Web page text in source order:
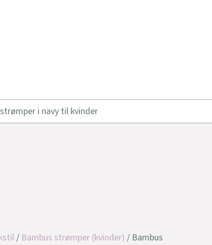
i navy til kvinder
/ Bambus strømper (kvinder) / Bambus